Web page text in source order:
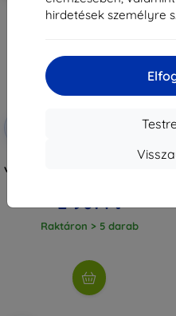
hirdetések személyre
EXTRA10
3mk Lens Protection hibrid
védőüveg Honor X7D készülékhez
2 961 Ft
Raktáron > 5 darab